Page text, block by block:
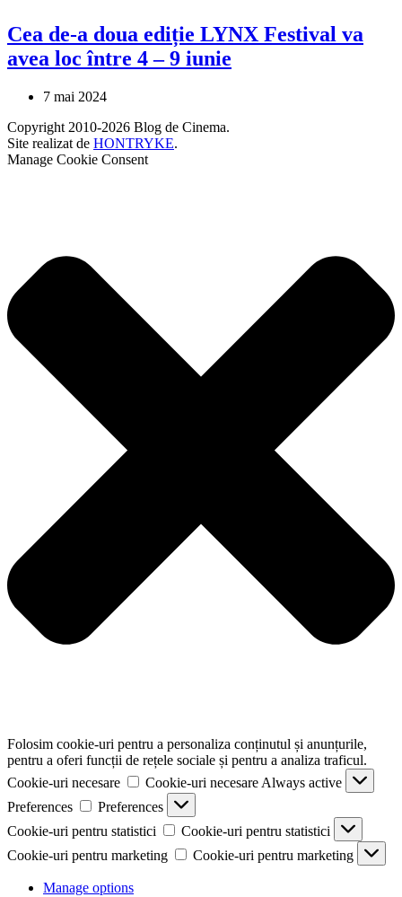
Cea de-a doua ediție LYNX Festival va
avea loc între 4 – 9 iunie
7 mai 2024
Copyright 2010-2026 Blog de Cinema.
Site realizat de HONTRYKE.
Manage Cookie Consent
Folosim cookie-uri pentru a personaliza conținutul și anunțurile,
pentru a oferi funcții de rețele sociale și pentru a analiza traficul.
Cookie-uri necesare
Cookie-uri necesare Always active
Preferences
Preferences
Cookie-uri pentru statistici
Cookie-uri pentru statistici
Cookie-uri pentru marketing
Cookie-uri pentru marketing
Manage options